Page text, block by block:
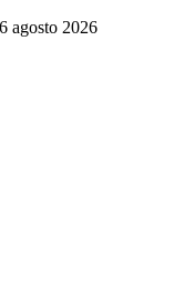
agosto 2026